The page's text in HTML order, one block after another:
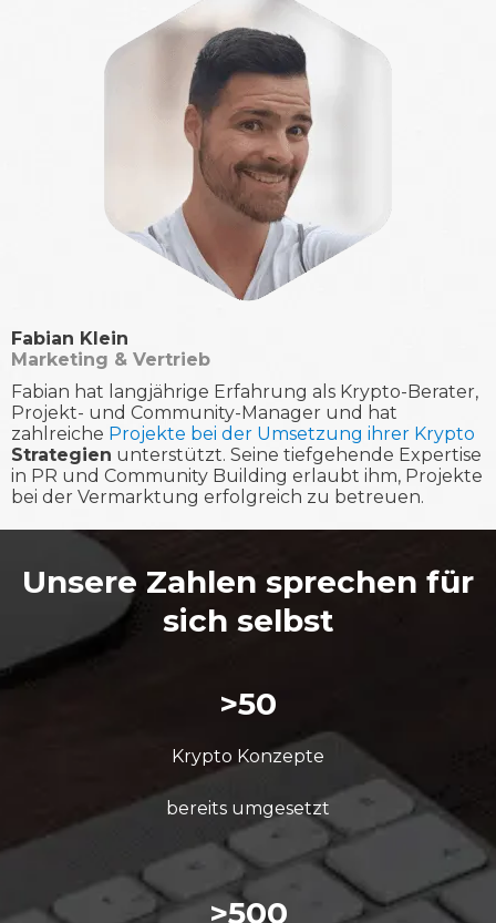
Fabian Klein
Marketing & Vertrieb
Fabian hat langjährige Erfahrung als Krypto-Berater,
Projekt- und Community-Manager und hat
zahlreiche Projekte bei der Umsetzung ihrer Krypto
Strategien unterstützt. Seine tiefgehende Expertise
in PR und Community Building erlaubt ihm, Projekte
bei der Vermarktung erfolgreich zu betreuen.
Unsere Zahlen sprechen für
sich selbst
>50
Krypto Konzepte
bereits umgesetzt
>500